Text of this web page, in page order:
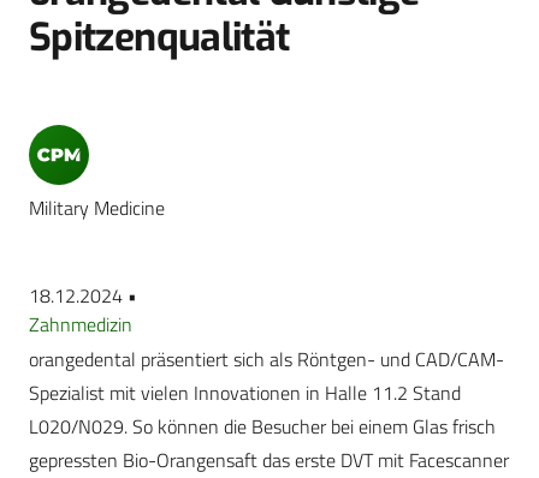
Spitzenqualität
Military Medicine
18.12.2024 •
Zahnmedizin
orangedental präsentiert sich als Röntgen- und CAD/CAM-
Spezialist mit vielen Innovationen in Halle 11.2 Stand
L020/N029. So können die Besucher bei einem Glas frisch
gepressten Bio-Orangensaft das erste DVT mit Facescanner